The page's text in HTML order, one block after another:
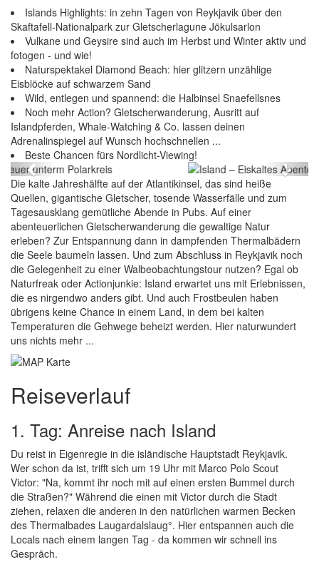
Islands Highlights: in zehn Tagen von Reykjavik über den
Skaftafell-Nationalpark zur Gletscherlagune Jökulsarlon
Vulkane und Geysire sind auch im Herbst und Winter aktiv und
fotogen - und wie!
Naturspektakel Diamond Beach: hier glitzern unzählige
Eisblöcke auf schwarzem Sand
Wild, entlegen und spannend: die Halbinsel Snaefellsnes
Noch mehr Action? Gletscherwanderung, Ausritt auf
Islandpferden, Whale-Watching & Co. lassen deinen
Adrenalinspiegel auf Wunsch hochschnellen ...
Beste Chancen fürs Nordlicht-Viewing!
Island – Eiskaltes Abenteuer unterm Polarkreis
Previous Next
Die kalte Jahreshälfte auf der Atlantikinsel, das sind heiße
Quellen, gigantische Gletscher, tosende Wasserfälle und zum
Tagesausklang gemütliche Abende in Pubs. Auf einer
abenteuerlichen Gletscherwanderung die gewaltige Natur
erleben? Zur Entspannung dann in dampfenden Thermalbädern
die Seele baumeln lassen. Und zum Abschluss in Reykjavik noch
die Gelegenheit zu einer Walbeobachtungstour nutzen? Egal ob
Naturfreak oder Actionjunkie: Island erwartet uns mit Erlebnissen,
die es nirgendwo anders gibt. Und auch Frostbeulen haben
übrigens keine Chance in einem Land, in dem bei kalten
Temperaturen die Gehwege beheizt werden. Hier naturwundert
uns nichts mehr ...
Reiseverlauf
1. Tag: Anreise nach Island
Du reist in Eigenregie in die isländische Hauptstadt Reykjavik.
Wer schon da ist, trifft sich um 19 Uhr mit Marco Polo Scout
Victor: "Na, kommt ihr noch mit auf einen ersten Bummel durch
die Straßen?" Während die einen mit Victor durch die Stadt
ziehen, relaxen die anderen in den natürlichen warmen Becken
des Thermalbades Laugardalslaug°. Hier entspannen auch die
Locals nach einem langen Tag - da kommen wir schnell ins
Gespräch.